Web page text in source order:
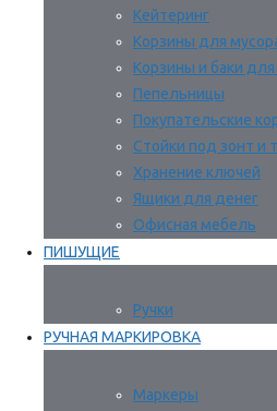
Кейтеринг
Корзины для
Корзины и баки
Пепельницы
Покупательские
Стойки под зонт и
Хранение ключей
Ящики для денег
Офисная мебель
ПИШУЩИЕ
Ручки
РУЧНАЯ МАРКИРОВКА
Маркеры